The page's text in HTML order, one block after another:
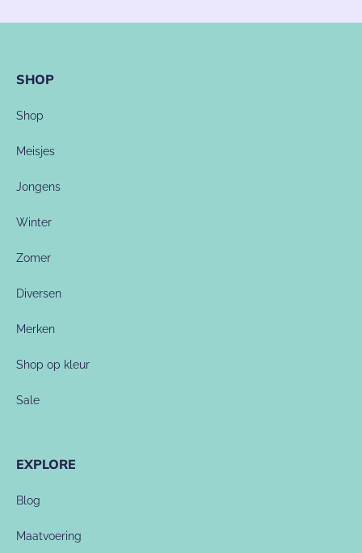
SHOP
Shop
Meisjes
Jongens
Winter
Zomer
Diversen
Merken
Shop op kleur
Sale
EXPLORE
Blog
Maatvoering